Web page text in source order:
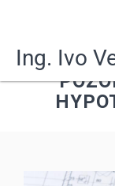
Ing. Ivo